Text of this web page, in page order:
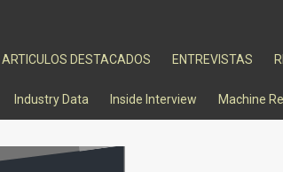
ARTICULOS DESTACADOS ENTREVISTAS
Industry Data Inside Interview Machine